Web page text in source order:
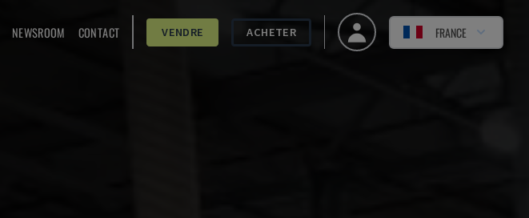
NEWSROOM CONTACT VENDRE ACHETER FRANCE